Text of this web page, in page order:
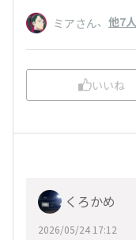
ミアさん、 他7人
いいね
くろかめ
2026/05/24 17:12